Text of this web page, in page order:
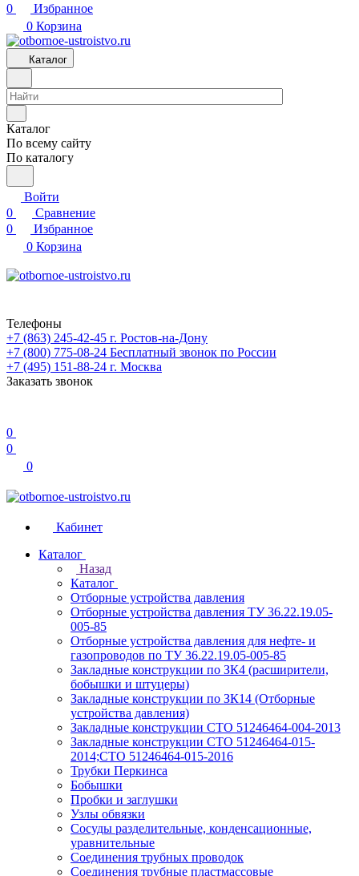
0
Избранное
0 Корзина
Каталог
Каталог
По всему сайту
По каталогу
Войти
0
Сравнение
0
Избранное
0 Корзина
Телефоны
+7 (863) 245-42-45 г. Ростов-на-Дону
+7 (800) 775-08-24 Бесплатный звонок по России
+7 (495) 151-88-24 г. Москва
Заказать звонок
0
0
0
Кабинет
Каталог
Назад
Каталог
Отборные устройства давления
Отборные устройства давления ТУ 36.22.19.05-
005-85
Отборные устройства давления для нефте- и
газопроводов по ТУ 36.22.19.05-005-85
Закладные конструкции по ЗК4 (расширители,
бобышки и штуцеры)
Закладные конструкции по ЗК14 (Отборные
устройства давления)
Закладные конструкции СТО 51246464-004-2013
Закладные конструкции СТО 51246464-015-
2014;СТО 51246464-015-2016
Трубки Перкинса
Бобышки
Пробки и заглушки
Узлы обвязки
Сосуды разделительные, конденсационные,
уравнительные
Соединения трубных проводок
Соединения трубные пластмассовые